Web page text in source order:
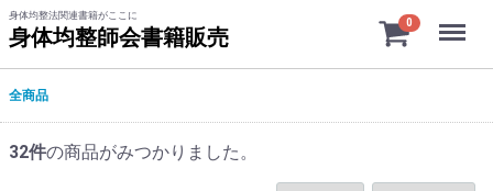
身体均整法関連書籍がここに
身体均整師会書籍販売
0 Menu
全商品
32件の商品がみつかりました。